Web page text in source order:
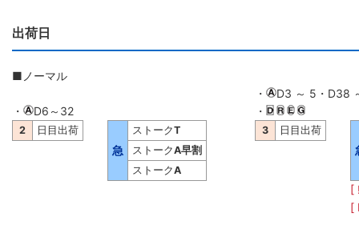
出荷日
■ノーマル
・ D6～32
2 日目出荷
急
ストークT
ストークA早割
ストークA
・
D3 ～ 5・D38
・
3 日目出荷
[
[